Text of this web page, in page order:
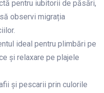
pentru iubitorii de păsări,
observi migrația
ideal pentru plimbări pe
și relaxare pe plajele
și pescarii prin culorile